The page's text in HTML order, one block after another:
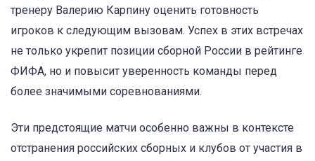
тренеру Валерию Карпину оценить готовность
игроков к следующим вызовам. Успех в этих встречах
не только укрепит позиции сборной России в рейтинге
ФИФА, но и повысит уверенность команды перед
более значимыми соревнованиями.
Эти предстоящие матчи особенно важны в контексте
отстранения российских сборных и клубов от участия в